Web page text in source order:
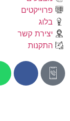
פרוייקטים
בלוג
יצירת קשר
התקנות